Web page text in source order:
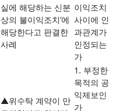
실에 해당하는 신분
상의 불이익조치’에
해당한다고 판결한
사례
이익조치
사이에 인
과관계가
인정되는
가
▲위수탁 계약이 만
1. 부정한
목적의 공
익제보인
가